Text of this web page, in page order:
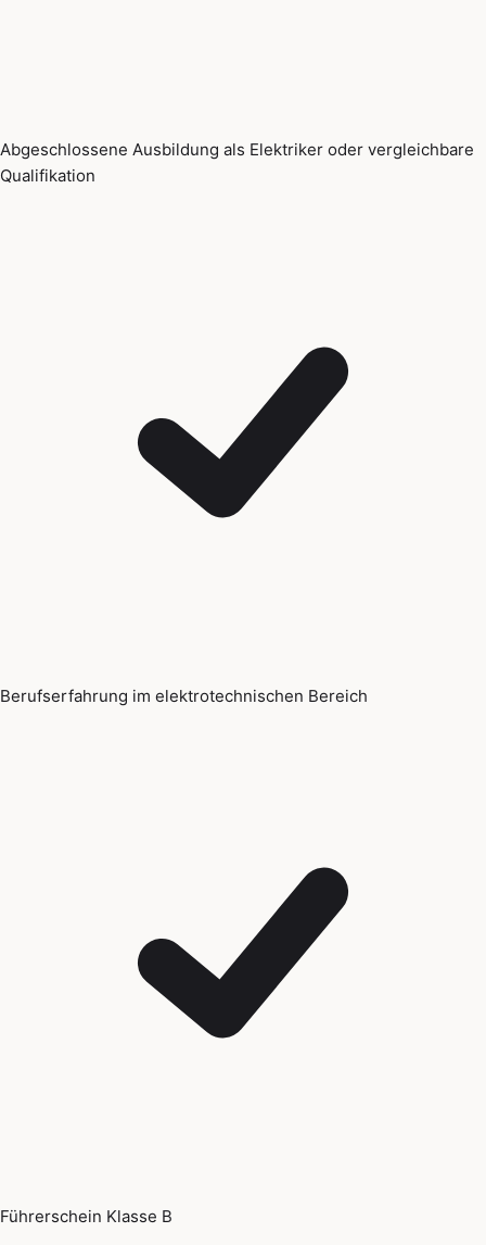
Abgeschlossene Ausbildung als Elektriker oder vergleichbare
Qualifikation
Berufserfahrung im elektrotechnischen Bereich
Führerschein Klasse B